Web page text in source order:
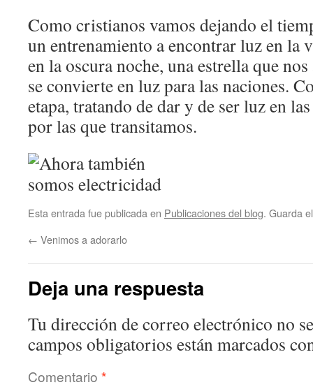
Como cristianos vamos dejando el
un entrenamiento a encontrar luz en la
en la oscura noche, una estrella que
se convierte en luz para las naciones.
etapa, tratando de dar y de ser luz en
por las que transitamos.
Esta entrada fue publicada en Publicaciones del blog. Guarda
← Venimos a adorarlo
Deja una respuesta
Tu dirección de correo electrónico no
campos obligatorios están marcados
Comentario *